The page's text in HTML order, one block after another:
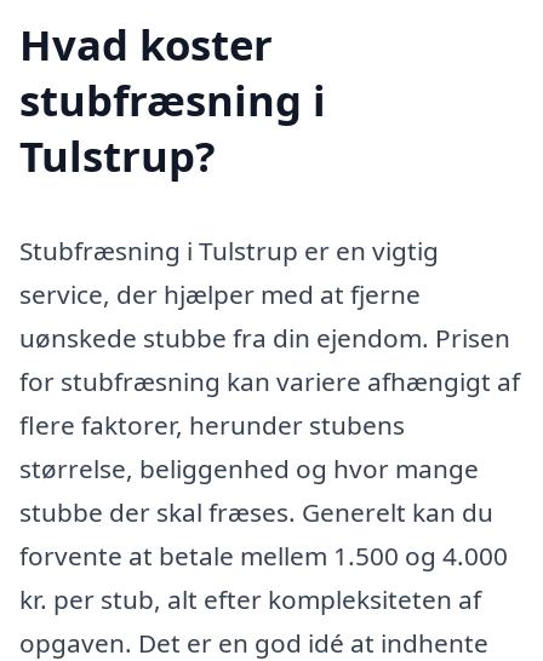
Hvad koster
stubfræsning i
Tulstrup?
Stubfræsning i Tulstrup er en vigtig
service, der hjælper med at fjerne
uønskede stubbe fra din ejendom. Prisen
for stubfræsning kan variere afhængigt af
flere faktorer, herunder stubens
størrelse, beliggenhed og hvor mange
stubbe der skal fræses. Generelt kan du
forvente at betale mellem 1.500 og 4.000
kr. per stub, alt efter kompleksiteten af
opgaven. Det er en god idé at indhente